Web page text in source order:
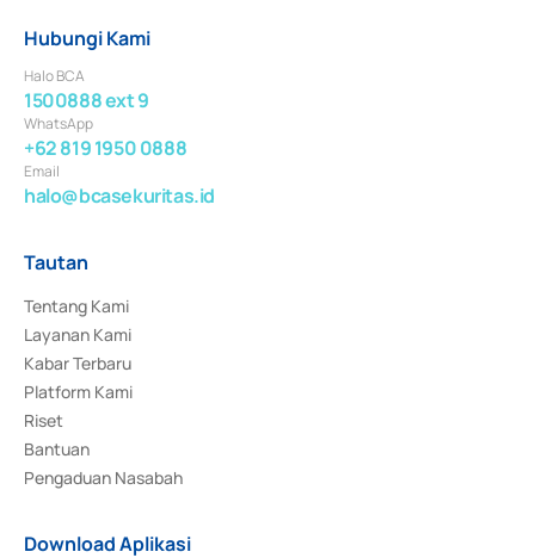
Hubungi Kami
Halo BCA
1500888 ext 9
WhatsApp
+62 819 1950 0888
Email
halo@bcasekuritas.id
Tautan
Tentang Kami
Layanan Kami
Kabar Terbaru
Platform Kami
Riset
Bantuan
Pengaduan Nasabah
Download Aplikasi